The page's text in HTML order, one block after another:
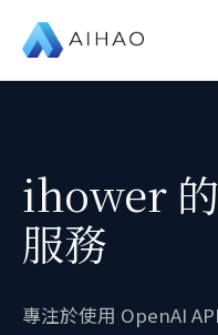
ihower
服務
專注於使用 OpenAI